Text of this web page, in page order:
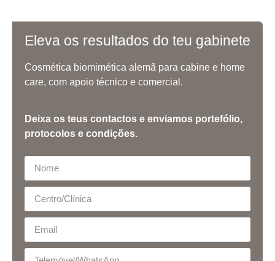
Eleva os resultados do teu gabinete
Cosmética biomimética alemã para cabine e home
care, com apoio técnico e comercial.
Deixa os teus contactos e enviamos portefólio,
protocolos e condições.